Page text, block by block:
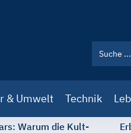
& Umwelt Technik
Warum die Kult-